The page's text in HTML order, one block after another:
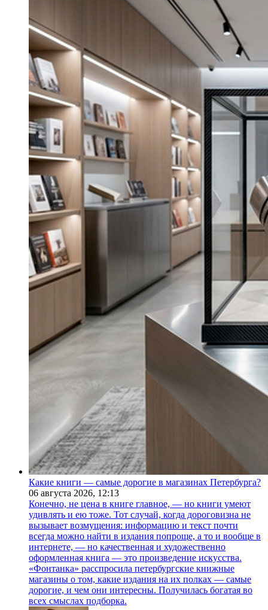
Какие книги — самые дорогие в магазинах Петербурга?
06 августа 2026, 12:13
Конечно, не цена в книге главное, — но книги умеют
удивлять и ею тоже. Тот случай, когда дороговизна не
вызывает возмущения: информацию и текст почти
всегда можно найти в издания попроще, а то и вообще в
интернете, — но качественная и художественно
оформленная книга — это произведение искусства.
«Фонтанка» расспросила петербургские книжные
магазины о том, какие издания на их полках — самые
дорогие, и чем они интересны. Получилась богатая во
всех смыслах подборка.